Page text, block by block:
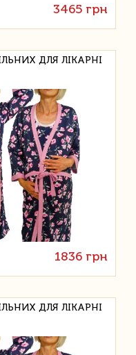
3465 грн
ДЛЯ ЛІКАРНІ
1836 грн
ДЛЯ ЛІКАРНІ